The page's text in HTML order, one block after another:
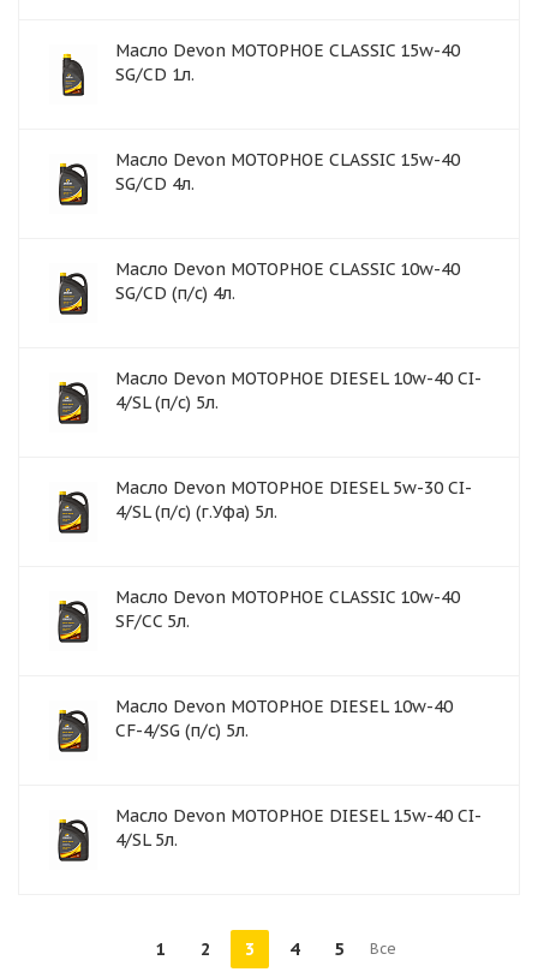
Масло Devon МОТОРНОЕ CLASSIC 15w-40
SG/CD 1л.
Масло Devon МОТОРНОЕ CLASSIC 15w-40
SG/CD 4л.
Масло Devon МОТОРНОЕ CLASSIC 10w-40
SG/CD (п/с) 4л.
Масло Devon МОТОРНОЕ DIESEL 10w-40 CI-
4/SL (п/с) 5л.
Масло Devon МОТОРНОЕ DIESEL 5w-30 CI-
4/SL (п/с) (г.Уфа) 5л.
Масло Devon МОТОРНОЕ CLASSIC 10w-40
SF/CC 5л.
Масло Devon МОТОРНОЕ DIESEL 10w-40
CF-4/SG (п/с) 5л.
Масло Devon МОТОРНОЕ DIESEL 15w-40 CI-
4/SL 5л.
1 2 3 4 5 Все